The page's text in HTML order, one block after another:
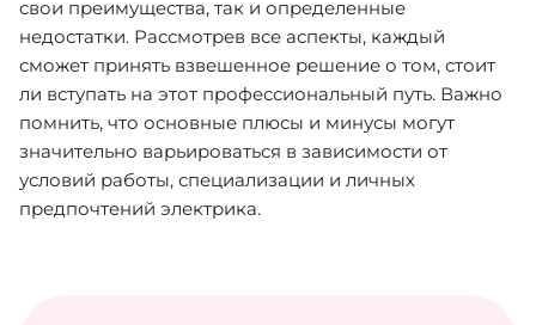
свои преимущества, так и определенные
недостатки. Рассмотрев все аспекты, каждый
сможет принять взвешенное решение о том, стоит
ли вступать на этот профессиональный путь. Важно
помнить, что основные плюсы и минусы могут
значительно варьироваться в зависимости от
условий работы, специализации и личных
предпочтений электрика.